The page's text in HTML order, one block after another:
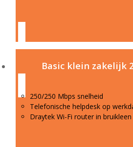
Basic klein zakelijk
250/250 Mbps snelheid
Telefonische helpdesk op
Draytek Wi-Fi router in bruikleen